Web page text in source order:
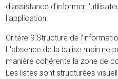
d'assistance d'informer
l'application.
Critère 9.Structure de
L'absence de la balise main ne
manière cohérente la zone de
Les listes sont structurées